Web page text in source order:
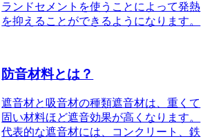
ランドセメントを使うことによって発熱
を抑えることができるようになります。
防音材料とは？
遮音材と吸音材の種類遮音材は、重くて
固い材料ほど遮音効果が高くなります。
代表的な遮音材には、コンクリート、鉄